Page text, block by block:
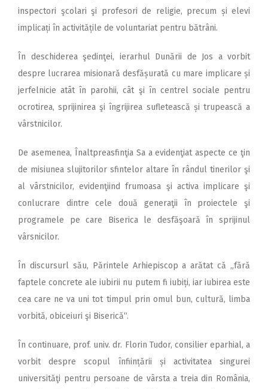
inspectori şcolari şi profesori de religie, precum și elevi
implicați în activitățile de voluntariat pentru bătrâni.
În deschiderea şedinţei, ierarhul Dunării de Jos a vorbit
despre lucrarea misionară desfășurată cu mare implicare și
jerfelnicie atât în parohii, cât şi în centrel sociale pentru
ocrotirea, sprijinirea şi îngrijirea sufletească și trupească a
vârstnicilor.
De asemenea, Înaltpreasfinţia Sa a evidenţiat aspecte ce ţin
de misiunea slujitorilor sfintelor altare în rândul tinerilor şi
al vârstnicilor, evidenţiind frumoasa şi activa implicare şi
conlucrare dintre cele două generaţii în proiectele şi
programele pe care Biserica le desfăşoară în sprijinul
vârsnicilor.
În discursurl său, Părintele Arhiepiscop a arătat că „fără
faptele concrete ale iubirii nu putem fi iubiți, iar iubirea este
cea care ne va uni tot timpul prin omul bun, cultură, limba
vorbită, obiceiuri şi Biserică“.
În continuare, prof. univ. dr. Florin Tudor, consilier eparhial, a
vorbit despre scopul înființării și activitatea singurei
universităţi pentru persoane de vârsta a treia din România,